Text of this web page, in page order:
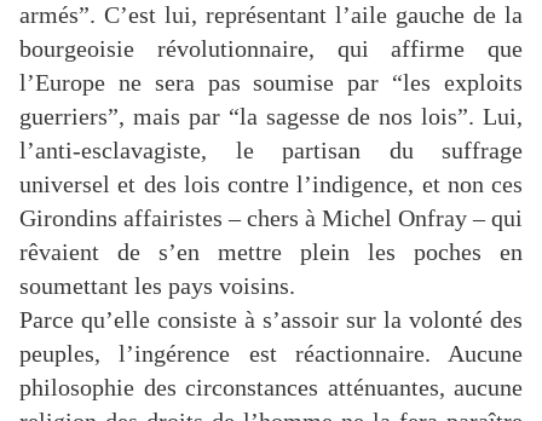
armés”. C’est lui, représentant l’aile gauche de la
bourgeoisie révolutionnaire, qui affirme que
l’Europe ne sera pas soumise par “les exploits
guerriers”, mais par “la sagesse de nos lois”. Lui,
l’anti-esclavagiste, le partisan du suffrage
universel et des lois contre l’indigence, et non ces
Girondins affairistes – chers à Michel Onfray – qui
rêvaient de s’en mettre plein les poches en
soumettant les pays voisins.
Parce qu’elle consiste à s’assoir sur la volonté des
peuples, l’ingérence est réactionnaire. Aucune
philosophie des circonstances atténuantes, aucune